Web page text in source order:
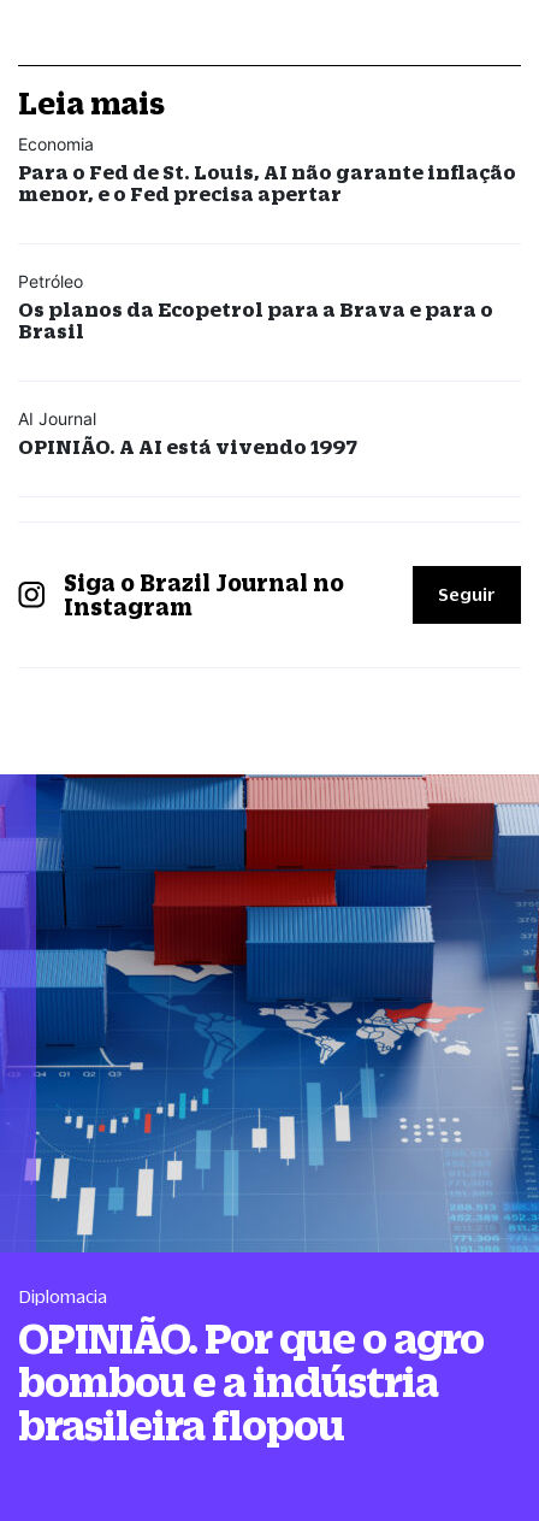
Leia mais
Economia
Para o Fed de St. Louis, AI não garante inflação
menor, e o Fed precisa apertar
Petróleo
Os planos da Ecopetrol para a Brava e para o
Brasil
AI Journal
OPINIÃO. A AI está vivendo 1997
Siga o Brazil Journal no
Instagram
Seguir
Diplomacia
OPINIÃO. Por que o agro
bombou e a indústria
brasileira flopou